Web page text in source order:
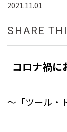
2021.11.01
SHARE
コロナ禍に
～「ツール・